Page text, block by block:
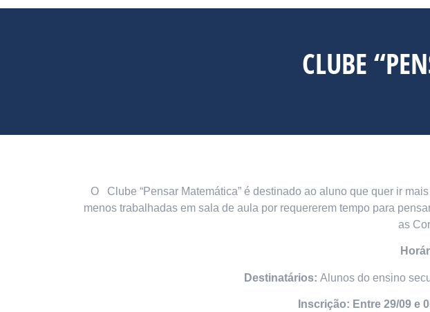
CLUBE
O Clube “Pensar Matemática” é destinado ao aluno que quer ir
menos trabalhadas em sala de aula por requererem tempo para
as
Destinatários: Alunos do ensino
Inscrição: Entre 29/09 e